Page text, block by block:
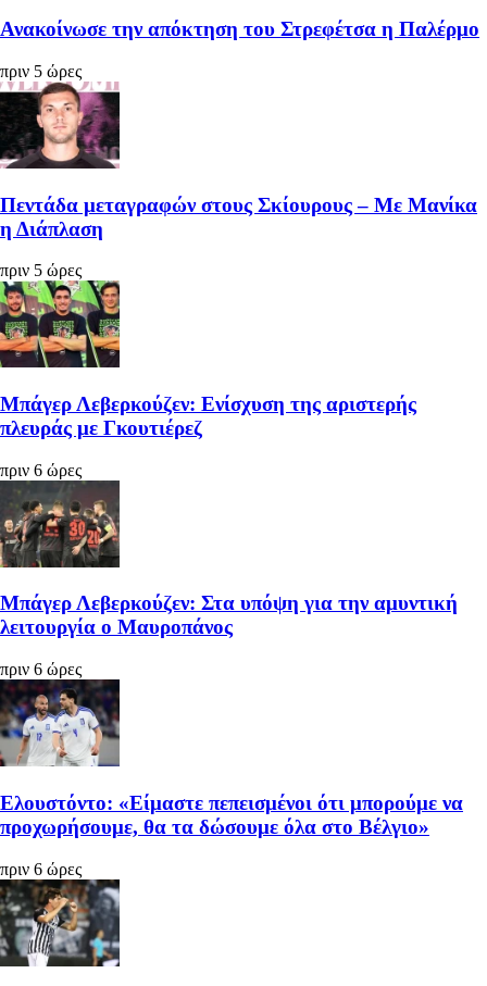
Ανακοίνωσε την απόκτηση του Στρεφέτσα η Παλέρμο
πριν 5 ώρες
Πεντάδα μεταγραφών στους Σκίουρους – Με Μανίκα
η Διάπλαση
πριν 5 ώρες
Μπάγερ Λεβερκούζεν: Ενίσχυση της αριστερής
πλευράς με Γκουτιέρεζ
πριν 6 ώρες
Μπάγερ Λεβερκούζεν: Στα υπόψη για την αμυντική
λειτουργία ο Μαυροπάνος
πριν 6 ώρες
Ελουστόντο: «Είμαστε πεπεισμένοι ότι μπορούμε να
προχωρήσουμε, θα τα δώσουμε όλα στο Βέλγιο»
πριν 6 ώρες